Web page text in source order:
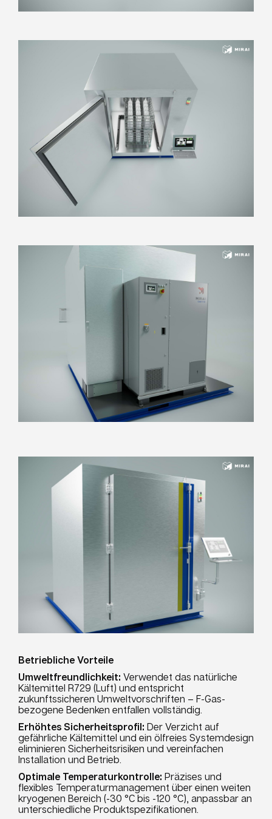
Betriebliche Vorteile
Umweltfreundlichkeit: Verwendet das natürliche
Kältemittel R729 (Luft) und entspricht
zukunftssicheren Umweltvorschriften – F-Gas-
bezogene Bedenken entfallen vollständig.
Erhöhtes Sicherheitsprofil: Der Verzicht auf
gefährliche Kältemittel und ein ölfreies Systemdesign
eliminieren Sicherheitsrisiken und vereinfachen
Installation und Betrieb.
Optimale Temperaturkontrolle: Präzises und
flexibles Temperaturmanagement über einen weiten
kryogenen Bereich (-30 °C bis -120 °C), anpassbar an
unterschiedliche Produktspezifikationen.